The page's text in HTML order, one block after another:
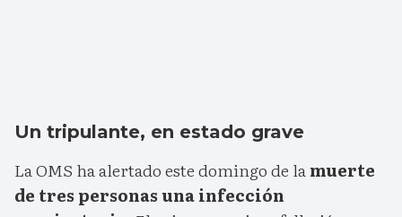
Un tripulante, en estado grave
La OMS ha alertado este domingo de lamuerte
de tres personas una infección